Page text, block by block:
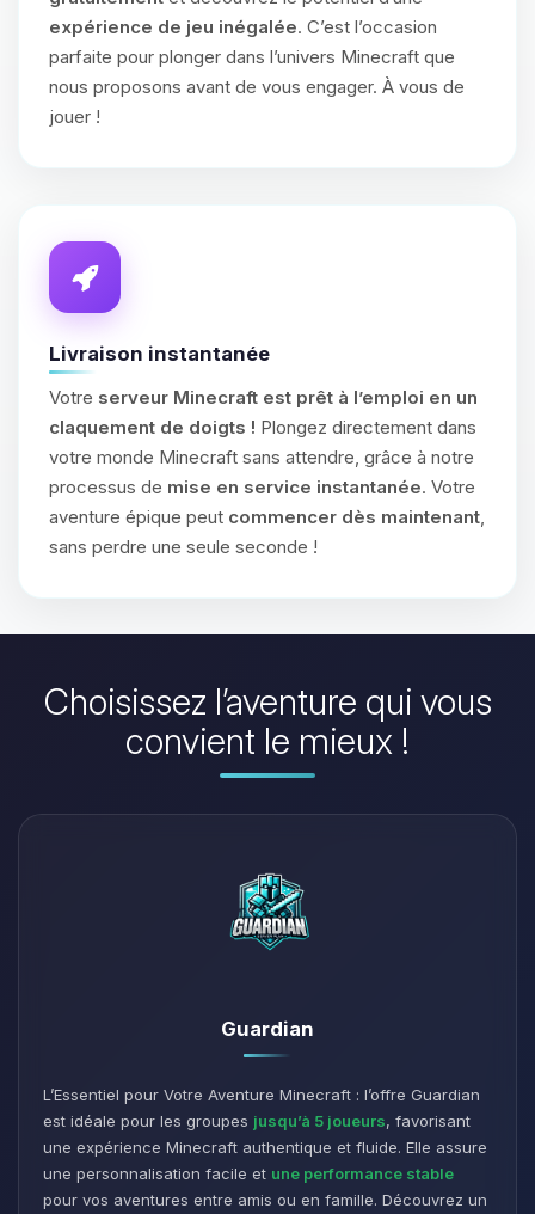
expérience de jeu inégalée. C’est l’occasion
parfaite pour plonger dans l’univers Minecraft que
nous proposons avant de vous engager. À vous de
jouer !
Livraison instantanée
Votre serveur Minecraft est prêt à l’emploi en un
claquement de doigts ! Plongez directement dans
votre monde Minecraft sans attendre, grâce à notre
processus de mise en service instantanée. Votre
aventure épique peut commencer dès maintenant
sans perdre une seule seconde !
Choisissez l’aventure qui vous
convient le mieux !
Guardian
L’Essentiel pour Votre Aventure Minecraft : l’offre Guardian
est idéale pour les groupes jusqu’à 5 joueurs, favorisant
une expérience Minecraft authentique et fluide. Elle assure
une personnalisation facile et une performance stable
pour vos aventures entre amis ou en famille. Découvrez un